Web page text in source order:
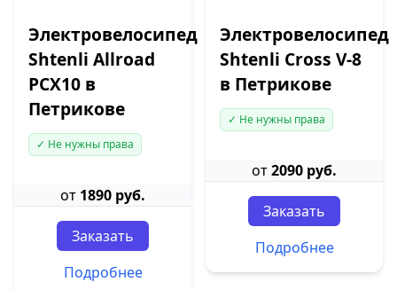
Электровелосипед
Shtenli Allroad
PCX10 в
Петрикове
✓ Не нужны права
от 1890 руб.
Заказать
Подробнее
Электровелосипед
Shtenli Cross V-8
в Петрикове
✓ Не нужны права
от2090 руб.
Заказать
Подробнее